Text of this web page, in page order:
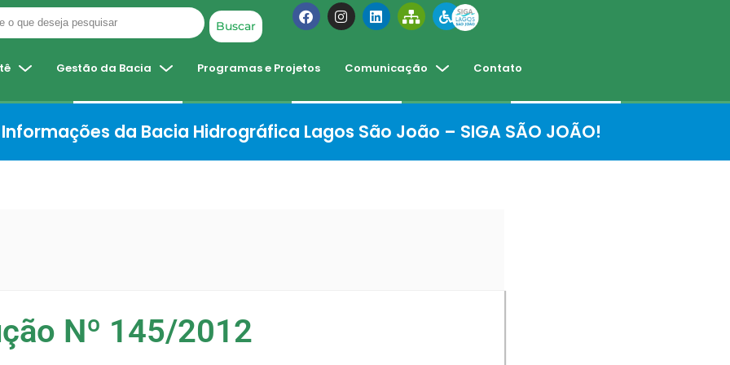
Buscar
Gestão da Bacia Programas e Projetos Comunicação Contato
da Bacia Hidrográfica Lagos São João – SIGA SÃO JOÃO!
Nº 145/2012